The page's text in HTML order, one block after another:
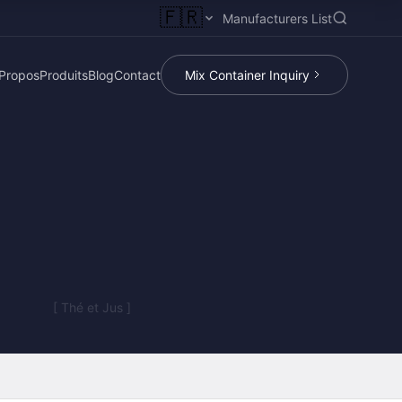
🇫🇷 Manufacturers List
ProduitsBlogContact Mix Container Inquiry
[ Thé et Jus ]